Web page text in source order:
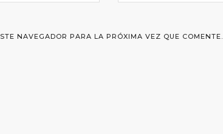
NAVEGADOR PARA LA PRÓXIMA VEZ QUE COMENTE.